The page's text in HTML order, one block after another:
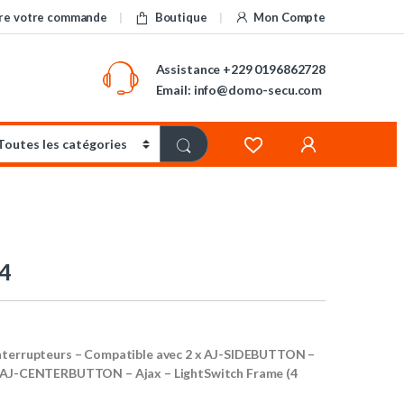
votre commande Boutique Mon Compte
Assistance +229 0196862728
Email: info@domo-secu.com
– Compatible avec 2 x AJ-SIDEBUTTON –
CENTERBUTTON – Ajax – LightSwitch Frame (4